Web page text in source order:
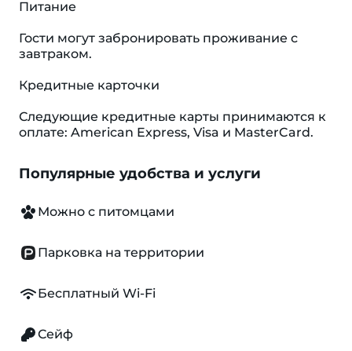
Питание
Гости могут забронировать проживание с
завтраком.
Кредитные карточки
Следующие кредитные карты принимаются к
оплате: American Express, Visa и MasterCard.
Популярные удобства и услуги
Можно с питомцами
Парковка на территории
Бесплатный Wi-Fi
Сейф